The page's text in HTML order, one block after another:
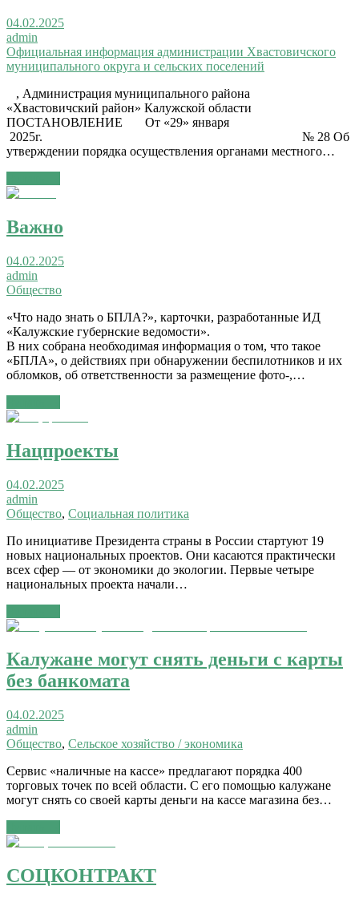
04.02.2025
admin
Официальная информация администрации Хвастовичского
муниципального округа и сельских поселений
, Администрация муниципального района
«Хвастовичский район» Калужской области
ПОСТАНОВЛЕНИЕ От «29» января
2025г. № 28 Об
утверждении порядка осуществления органами местного…
Важно
04.02.2025
admin
Общество
«Что надо знать о БПЛА?», карточки, разработанные ИД
«Калужские губернские ведомости».
В них собрана необходимая информация о том, что такое
«БПЛА», о действиях при обнаружении беспилотников и их
обломков, об ответственности за размещение фото-,…
Нацпроекты
04.02.2025
admin
Общество, Социальная политика
По инициативе Президента страны в России стартуют 19
новых национальных проектов. Они касаются практически
всех сфер — от экономики до экологии. Первые четыре
национальных проекта начали…
Калужане могут снять деньги с карты
без банкомата
04.02.2025
admin
Общество, Сельское хозяйство / экономика
Сервис «наличные на кассе» предлагают порядка 400
торговых точек по всей области. С его помощью калужане
могут снять со своей карты деньги на кассе магазина без…
СОЦКОНТРАКТ